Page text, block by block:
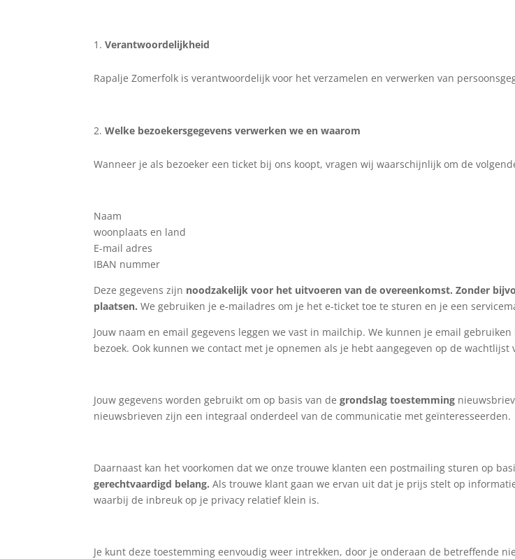
Verantwoordelijkheid
Rapalje Zomerfolk is verantwoordelijk voor het verzamelen en verwerken van
Welke bezoekersgegevens verwerken we en waarom
Wanneer je als bezoeker een ticket bij ons koopt, vragen wij waarschijnlijk om de
Naam
woonplaats en land
E-mail adres
IBAN nummer
Deze gegevens zijn noodzakelijk voor het uitvoeren van de overeenkomst.Zonder
plaatsen.We gebruiken je e-mailadres om je het e-ticket toe te sturen en je een
Jouw naam en email gegevens leggen we vast in mailchip. We kunnen je email
bezoek. Ook kunnen we contact met je opnemen als je hebt aangegeven op de
Jouw gegevens worden gebruikt om op basis van degrondslag toestemming
nieuwsbrieven zijn een integraal onderdeel van de communicatie met geïnteresseerden.
Daarnaast kan het voorkomen dat we onze trouwe klanten een postmailing sturen op
gerechtvaardigd belang. Als trouwe klant gaan we ervan uit dat je prijs stelt op
waarbij de inbreuk op je privacy relatief klein is.
Je kunt deze toestemming eenvoudig weer intrekken, door je onderaan de betreffende